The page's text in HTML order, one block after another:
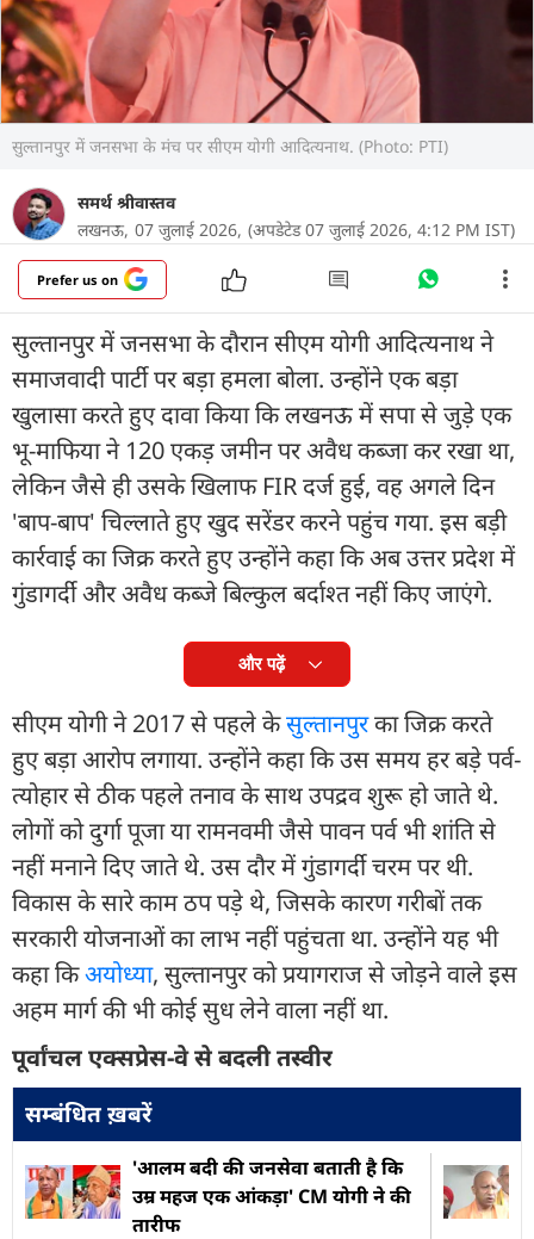
सुल्तानपुर में जनसभा के मंच पर सीएम योगी आदित्यनाथ. (Photo: PTI)
समर्थ श्रीवास्तव
लखनऊ, 07 जुलाई 2026, (अपडेटेड 07 जुलाई 2026, 4:12 PM IST)
Prefer us on
सुल्तानपुर में जनसभा के दौरान सीएम योगी आदित्यनाथ ने
समाजवादी पार्टी पर बड़ा हमला बोला. उन्होंने एक बड़ा
खुलासा करते हुए दावा किया कि लखनऊ में सपा से जुड़े एक
भू-माफिया ने 120 एकड़ जमीन पर अवैध कब्जा कर रखा था,
लेकिन जैसे ही उसके खिलाफ FIR दर्ज हुई, वह अगले दिन
'बाप-बाप' चिल्लाते हुए खुद सरेंडर करने पहुंच गया. इस बड़ी
कार्रवाई का जिक्र करते हुए उन्होंने कहा कि अब उत्तर प्रदेश में
गुंडागर्दी और अवैध कब्जे बिल्कुल बर्दाश्त नहीं किए जाएंगे.
और पढ़ें
सीएम योगी ने 2017 से पहले केसुल्तानपुरका जिक्र करते
हुए बड़ा आरोप लगाया. उन्होंने कहा कि उस समय हर बड़े पर्व-
त्योहार से ठीक पहले तनाव के साथ उपद्रव शुरू हो जाते थे.
लोगों को दुर्गा पूजा या रामनवमी जैसे पावन पर्व भी शांति से
नहीं मनाने दिए जाते थे. उस दौर में गुंडागर्दी चरम पर थी.
विकास के सारे काम ठप पड़े थे, जिसके कारण गरीबों तक
सरकारी योजनाओं का लाभ नहीं पहुंचता था. उन्होंने यह भी
कहा किअयोध्या, सुल्तानपुर को प्रयागराज से जोड़ने वाले इस
अहम मार्ग की भी कोई सुध लेने वाला नहीं था.
पूर्वांचल एक्सप्रेस-वे से बदली तस्वीर
सम्बंधित ख़बरें
'आलम बदी की जनसेवा बताती है कि
उम्र महज एक आंकड़ा' CM योगी ने की
तारीफ